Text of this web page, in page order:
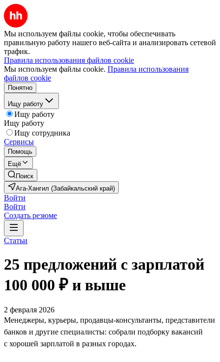
Мы используем файлы cookie, чтобы обеспечивать
правильную работу нашего веб-сайта и анализировать сетевой
трафик.
Правила использования файлов cookie
Мы используем файлы cookie. Правила использования
файлов cookie
Понятно
Ищу работу
Ищу работу
Ищу работу
Ищу сотрудника
Сервисы
Помощь
Ещё
Поиск
Ага-Хангил (Забайкальский край)
Войти
Войти
Создать резюме
Статьи
25 предложений с зарплатой
100 000 ₽ и выше
2 февраля 2026
Менеджеры, курьеры, продавцы-консультанты, представители
банков и другие специалисты: собрали подборку вакансий
с хорошей зарплатой в разных городах.